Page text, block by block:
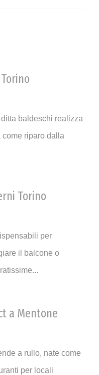
baldeschi realizza
riparo dalla
Torino
per
il balcone o
a Mentone
a rullo, nate come
per locali